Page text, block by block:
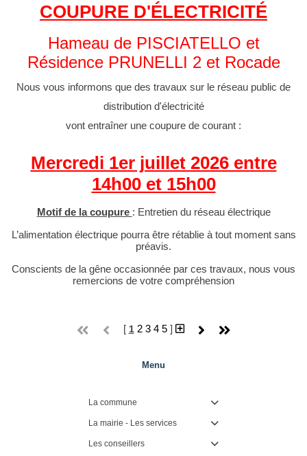
COUPURE D'ÉLECTRICITÉ
Hameau de PISCIATELLO et
Résidence PRUNELLI 2 et Rocade
Nous vous informons que des travaux sur le réseau public de
distribution d'électricité
vont entraîner une coupure de courant :
Mercredi 1er juillet 2026 entre
14h00 et 15h00
Motif de la coupure : Entretien du réseau électrique
L’alimentation électrique pourra être rétablie à tout moment sans
préavis.
Conscients de la gêne occasionnée par ces travaux, nous vous
remercions de votre compréhension
[ 1 2 3 4 5]
Menu
La commune 
La mairie - Les services 
Les conseillers 